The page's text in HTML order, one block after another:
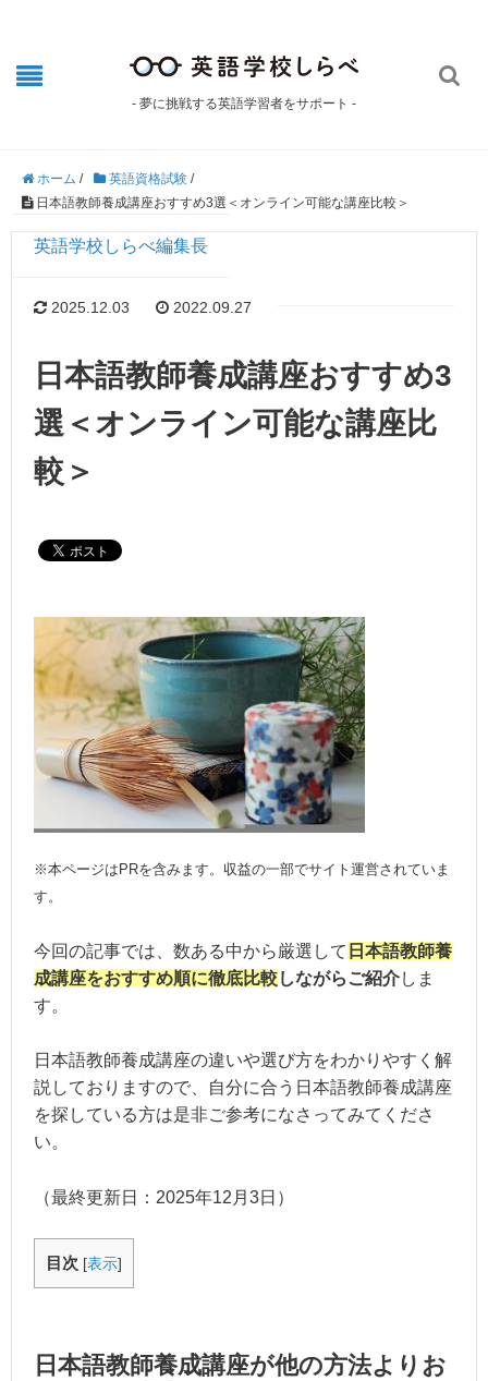
- 夢に挑戦する英語学習者をサポート -

ホーム / 英語資格試験 /
日本語教師養成講座おすすめ3選＜オンライン可能な講座比較＞
英語学校しらべ編集長
2025.12.03 2022.09.27
日本語教師養成講座おすすめ3
選＜オンライン可能な講座比
較＞
※本ページはPRを含みます。収益の一部でサイト運営されていま
す。
今回の記事では、数ある中から厳選して 日本語教師養
成講座をおすすめ順に徹底比較しながらご紹介しま
す。
日本語教師養成講座の違いや選び方をわかりやすく解
説しておりますので、自分に合う日本語教師養成講座
を探している方は是非ご参考になさってみてくださ
い。
（最終更新日： 2025年12月3日 ）
目次 [表示]
日本語教師養成講座が他の方法よりお